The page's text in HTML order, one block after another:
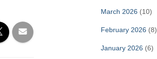
March 2026 (10)
February 2026 (8)
January 2026 (6)